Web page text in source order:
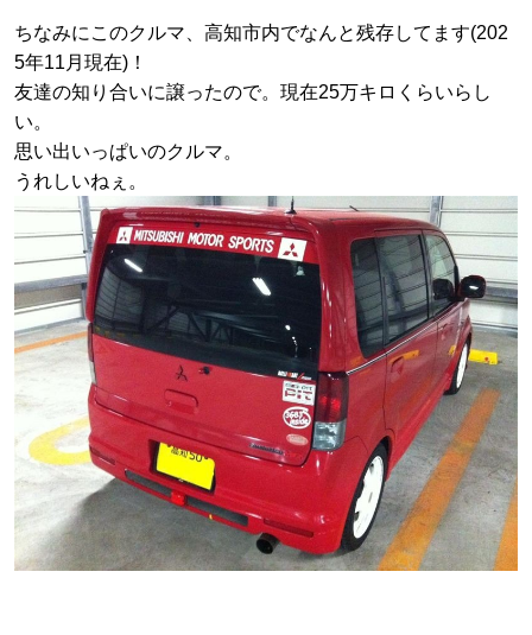
ちなみにこのクルマ、高知市内でなんと残存してます(202
5年11月現在)！
友達の知り合いに譲ったので。現在25万キロくらいらし
い。
思い出いっぱいのクルマ。
うれしいねぇ。